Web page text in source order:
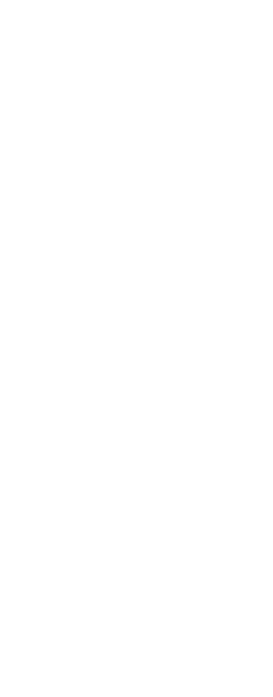
un herpès cornéen ?
par prélèvement), pourra
poussées
à cause de la réverbération), on donne un traitement préventif
mais
de 5 %) doit être suivie et
quand il touche la cornée, est la première
industrialisés.
Mais celle-ci n'est pas un remède miracle : il y a un risque
le greffon
de récupérer toute sa vision.